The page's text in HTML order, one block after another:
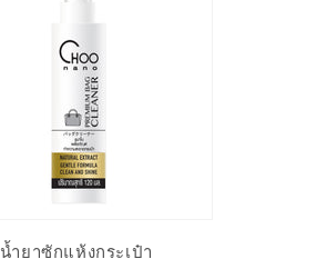
น้ำยาซักแห้งกระเป๋า